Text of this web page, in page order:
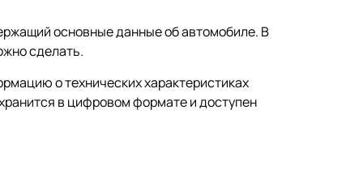
основные данные об автомобиле. В
сделать.
о технических характеристиках
в цифровом формате и доступен